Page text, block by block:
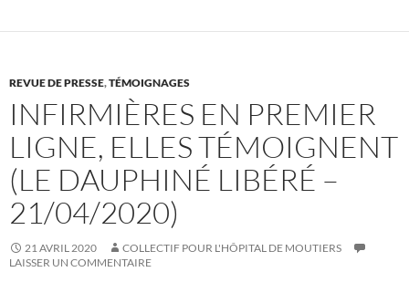
REVUE DE PRESSE,TÉMOIGNAGES
INFIRMIÈRES EN PREMIER
LIGNE, ELLES TÉMOIGNENT
(LE DAUPHINÉ LIBÉRÉ –
21/04/2020)
21 AVRIL 2020
COLLECTIF POUR L'HÔPITAL DE MOUTIERS
LAISSER UN COMMENTAIRE